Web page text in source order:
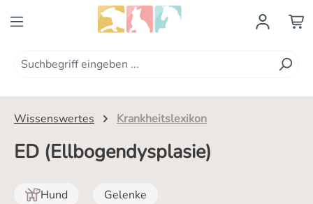
Zum Hauptinhalt springen
Wissenswertes Krankheitslexikon
ED (Ellbogendysplasie)
Hund Gelenke